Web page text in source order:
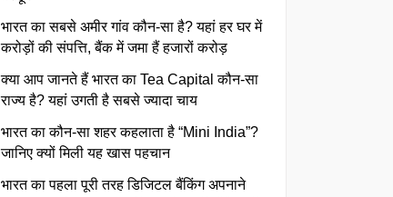
भारत का सबसे अमीर गांव कौन-सा है? यहां हर घर में
करोड़ों की संपत्ति, बैंक में जमा हैं हजारों करोड़
क्या आप जानते हैं भारत का Tea Capital कौन-सा
राज्य है? यहां उगती है सबसे ज्यादा चाय
भारत का कौन-सा शहर कहलाता है “Mini India”?
जानिए क्यों मिली यह खास पहचान
भारत का पहला पूरी तरह डिजिटल बैंकिंग अपनाने